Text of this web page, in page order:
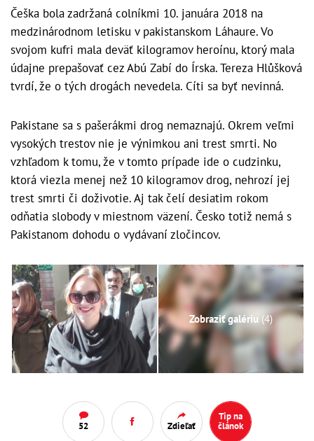
Češka bola zadržaná colníkmi 10. januára 2018 na
medzinárodnom letisku v pakistanskom Láhaure. Vo
svojom kufri mala deväť kilogramov heroínu, ktorý mala
údajne prepašovať cez Abú Zabí do Írska. Tereza Hlůšková
tvrdí, že o tých drogách nevedela. Cíti sa byť nevinná.
Pakistane sa s pašerákmi drog nemaznajú. Okrem veľmi
vysokých trestov nie je výnimkou ani trest smrti. No
vzhľadom k tomu, že v tomto prípade ide o cudzinku,
ktorá viezla menej než 10 kilogramov drog, nehrozí jej
trest smrti či doživotie. Aj tak čelí desiatim rokom
odňatia slobody v miestnom väzení. Česko totiž nemá s
Pakistanom dohodu o vydávaní zločincov.
Zobraziť galériu (4)
52 Zdieľať
Tip na
článok